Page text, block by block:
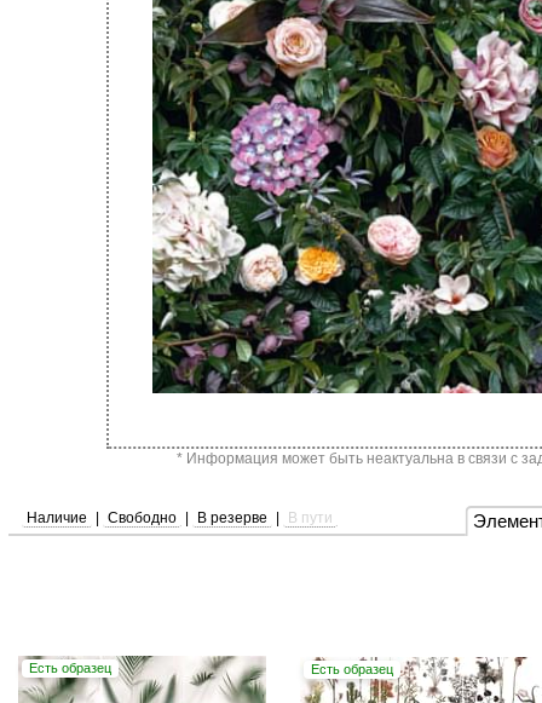
* Информация может быть неактуальна в связи с
Наличие Свободно В резерве В пути
Есть образец Есть образец